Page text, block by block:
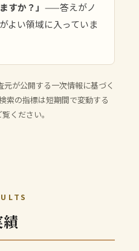
すか？」 ——答えがノ
よい領域に入っていま
が公開する一次情報に基づく
索の指標は短期間で変動する
ください。